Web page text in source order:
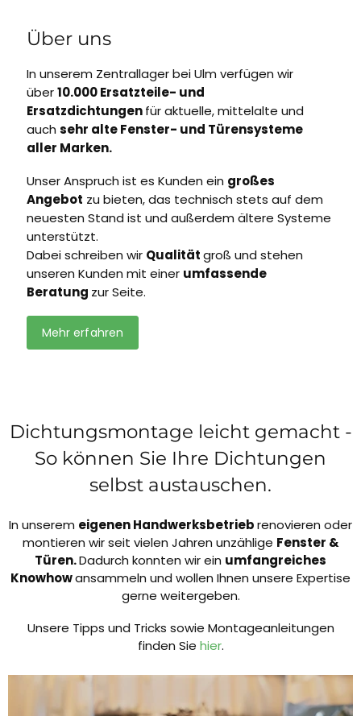
Über uns
In unserem Zentrallager bei Ulm verfügen wir
über10.000 Ersatzteile- und
Ersatzdichtungenfür aktuelle, mittelalte und
auch sehr alte Fenster- und Türensysteme
aller Marken.
Unser Anspruch ist es Kunden ein großes
Angebot zu bieten, das technisch stets auf dem
neuesten Stand ist und außerdem ältere Systeme
unterstützt.
Dabei schreiben wir Qualitätgroß und stehen
unseren Kunden mit einer umfassende
Beratung zur Seite.
Mehr erfahren
Dichtungsmontage leicht gemacht -
So können Sie Ihre Dichtungen
selbst austauschen.
In unserem eigenen Handwerksbetriebrenovieren oder
montieren wir seit vielen Jahren unzählige Fenster &
Türen.Dadurch konnten wir ein umfangreiches
Knowhowansammeln und wollen Ihnen unsere Expertise
gerne weitergeben.
Unsere Tipps und Tricks sowie Montageanleitungen
finden Sie hier.